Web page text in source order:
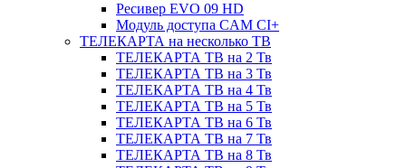
Ресивер EVO 09 HD
Модуль доступа CAM CI+
ТЕЛЕКАРТА на несколько ТВ
ТЕЛЕКАРТА ТВ на 2 Тв
ТЕЛЕКАРТА ТВ на 3 Тв
ТЕЛЕКАРТА ТВ на 4 Тв
ТЕЛЕКАРТА ТВ на 5 Тв
ТЕЛЕКАРТА ТВ на 6 Тв
ТЕЛЕКАРТА ТВ на 7 Тв
ТЕЛЕКАРТА ТВ на 8 Тв